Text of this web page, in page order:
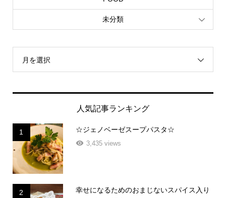
未分類
月を選択
人気記事ランキング
1 ☆ジェノベーゼスープパスタ☆
3,435 views
2
幸せになるためのおまじないスパイス入り